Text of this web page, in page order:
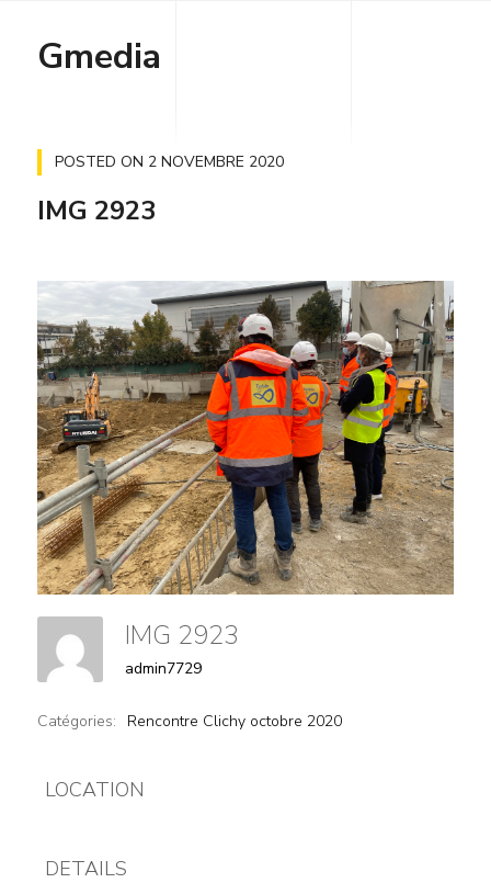
Gmedia
POSTED ON 2 NOVEMBRE 2020
IMG 2923
IMG 2923
admin7729
Catégories: Rencontre Clichy octobre 2020
LOCATION
DETAILS